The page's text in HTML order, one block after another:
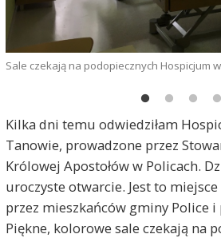
Sale czekają na podopiecznych Hospicjum
Kilka dni temu odwiedziłam
Tanowie, prowadzone przez
Królowej Apostołów w Policach.
uroczyste otwarcie. Jest to
przez mieszkańców gminy Police
Piękne, kolorowe sale czekają na